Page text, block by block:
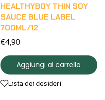
HEALTHYBOY THIN SOY
SAUCE BLUE LABEL
700ML/12
€4,90
Aggiungi al carrello
Lista dei desideri